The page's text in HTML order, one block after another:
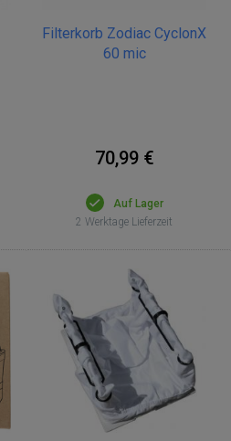
Filterkorb Zodiac CyclonX
60 mic
70,99 €
Auf Lager
2 Werktage Lieferzeit